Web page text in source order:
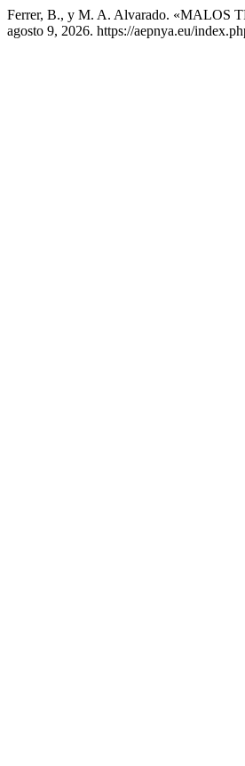
Ferrer, B., y M. A. Alvarado. «MALOS
agosto 9, 2026. https://aepnya.eu/